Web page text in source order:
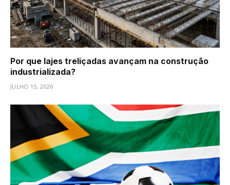
Por que lajes treliçadas avançam na construção
industrializada?
JULHO 15, 2026